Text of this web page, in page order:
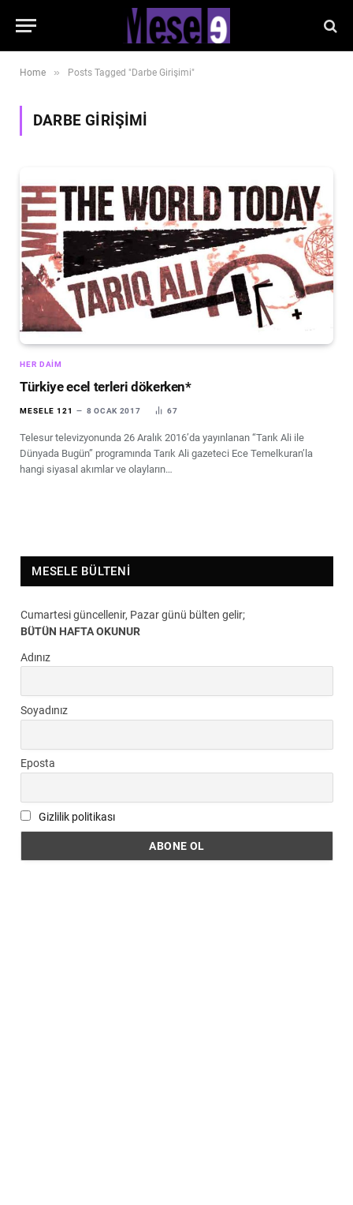
Home » Posts Tagged "Darbe Girişimi"
DARBE GIRIŞIMI
HER DAIM
Türkiye ecel terleri dökerken*
MESELE 121 8 OCAK 2017 67
Telesur televizyonunda 26 Aralık 2016’da yayınlanan “Tarık Ali ile
Dünyada Bugün” programında Tarık Ali gazeteci Ece Temelkuran’la
hangi siyasal akımlar ve olayların…
MESELE BÜLTENI
Cumartesi güncellenir, Pazar günü bülten gelir;
BÜTÜN HAFTA OKUNUR
Adınız
Soyadınız
Eposta
Gizlilik politikası